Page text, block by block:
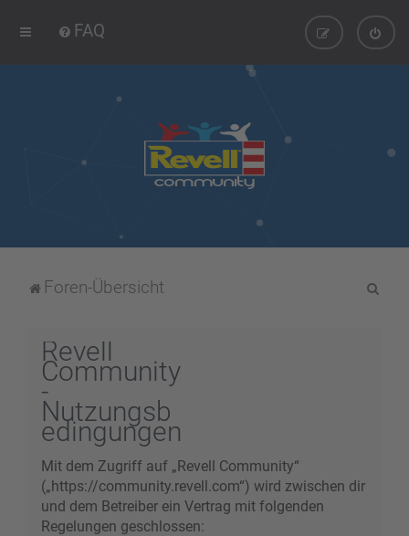
FAQ
Foren-Übersicht
Revell
Community
-
Nutzungsb
edingungen
Mit dem Zugriff auf „Revell Community“
(„https://community.revell.com“) wird zwischen dir
und dem Betreiber ein Vertrag mit folgenden
Regelungen geschlossen: